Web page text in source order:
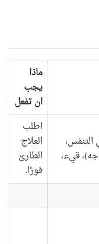
ماذا
يجب
ان تفعل
قيء،
اطلب
العلاج
الطارئ
فورًا.